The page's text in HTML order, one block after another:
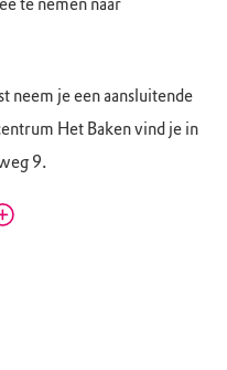
te nemen naar
neem je een aansluitende
Het Baken vind je in
9.
Lauwersoog is
vervoer te bereiken. Reis